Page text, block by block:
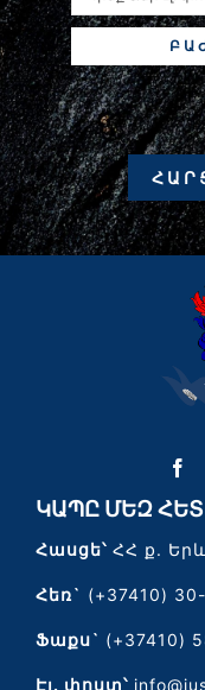
ԿԱՊԸ ՄԵԶ ՀԵՏ
Հասցե՝ՀՀ ք.
Հեռ` (+37410)
Ֆաքս` (+37410)
Էլ․ փոստ՝